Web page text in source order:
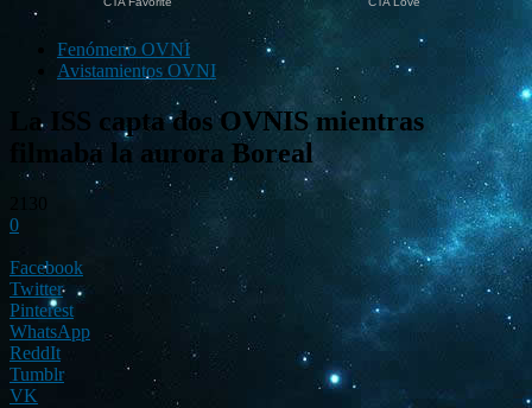
Fenómeno OVNI
Avistamientos OVNI
La ISS capta dos OVNIS mientras
filmaba la aurora Boreal
0
Facebook
Twitter
Pinterest
WhatsApp
ReddIt
Tumblr
VK